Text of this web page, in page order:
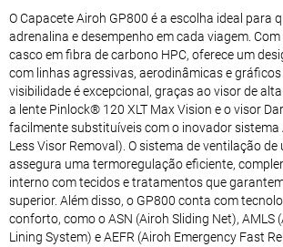
O Capacete Airoh GP800 é a escolha ideal para
adrenalina e desempenho em cada viagem.
casco em fibra de carbono HPC, oferece um
com linhas agressivas, aerodinâmicas e
visibilidade é excepcional, graças ao visor de
a lente Pinlock® 120 XLT Max Vision e o visor
facilmente substituíveis com o inovador sistema
Less Visor Removal). O sistema de ventilação
assegura uma termoregulação eficiente,
interno com tecidos e tratamentos que
superior. Além disso, o GP800 conta com
conforto, como o ASN (Airoh Sliding Net), AMLS
Lining System) e AEFR (Airoh Emergency Fast